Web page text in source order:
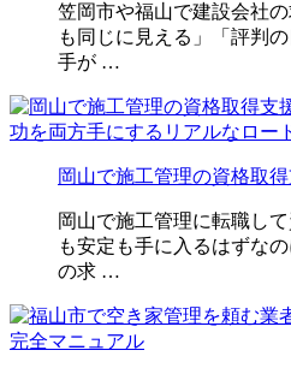
笠岡市や福山で建設会社
も同じに見える」「評判
手が …
岡山で施工管理の資格取
岡山で施工管理に転職し
も安定も手に入るはずな
の求 …